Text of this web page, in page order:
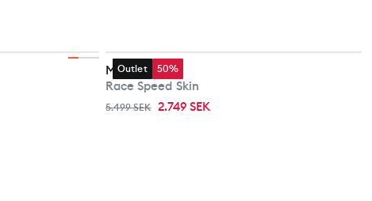
Outlet 50%
Madshus
Race Speed Skin
5.499 SEK 2.749 SEK